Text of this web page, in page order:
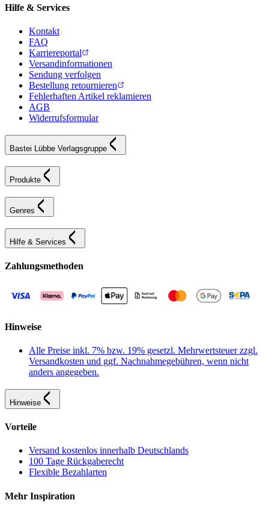
Hilfe & Services
Kontakt
FAQ
Karriereportal
Versandinformationen
Sendung verfolgen
Bestellung retournieren
Fehlerhaften Artikel reklamieren
AGB
Widerrufsformular
Bastei Lübbe Verlagsgruppe
Produkte
Genres
Hilfe & Services
Zahlungsmethoden
Hinweise
Alle Preise inkl. 7% bzw. 19% gesetzl. Mehrwertsteuer zzgl.
Versandkosten und ggf. Nachnahmegebühren, wenn nicht
anders angegeben.
Hinweise
Vorteile
Versand kostenlos innerhalb Deutschlands
100 Tage Rückgaberecht
Flexible Bezahlarten
Mehr Inspiration